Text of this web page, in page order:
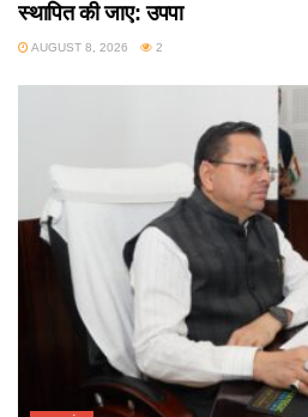
स्थापित की जाए: उपपा
AUGUST 8, 2026 2